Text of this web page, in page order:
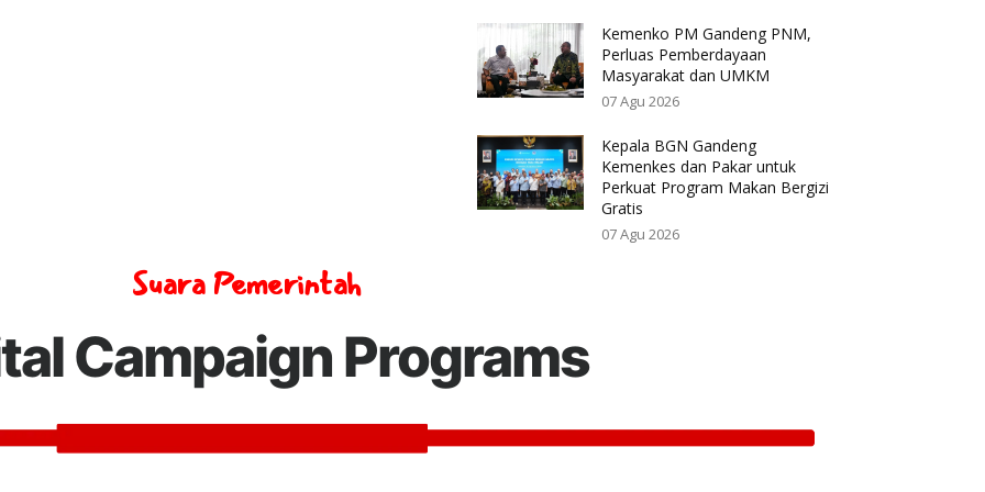
Kemenko PM Gandeng PNM,
Perluas Pemberdayaan
Masyarakat dan UMKM
07 Agu 2026
Kepala BGN Gandeng
Kemenkes dan Pakar untuk
Perkuat Program Makan Bergizi
Gratis
07 Agu 2026
Suara Pemerintah
Campaign Programs